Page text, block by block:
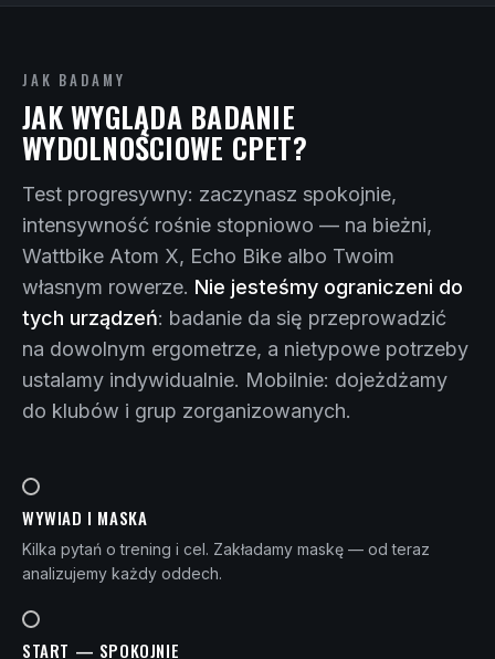
JAK BADAMY
JAK WYGLĄDA BADANIE
WYDOLNOŚCIOWE CPET?
Test progresywny: zaczynasz spokojnie,
intensywność rośnie stopniowo — na bieżni,
Wattbike Atom X, Echo Bike albo Twoim
własnym rowerze. Nie jesteśmy ograniczeni do
tych urządzeń: badanie da się przeprowadzić
na dowolnym ergometrze, a nietypowe potrzeby
ustalamy indywidualnie. Mobilnie: dojeżdżamy
do klubów i grup zorganizowanych.
WYWIAD I MASKA
Kilka pytań o trening i cel. Zakładamy maskę — od teraz
analizujemy każdy oddech.
START — SPOKOJNIE